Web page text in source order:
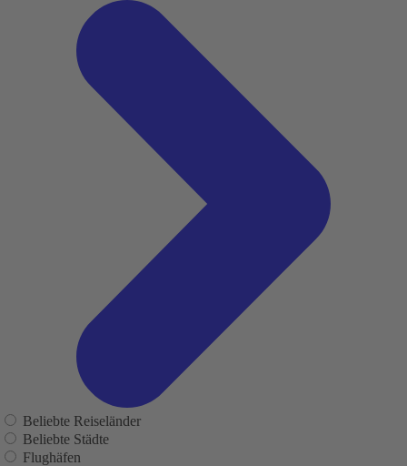
Beliebte Reiseländer
Beliebte Städte
Flughäfen